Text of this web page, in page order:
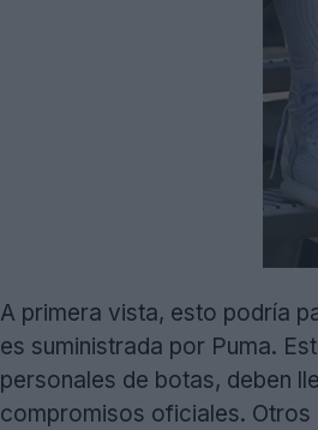
A primera vista, esto podría
es suministrada por Puma.
personales de botas, deben
compromisos oficiales. Otros